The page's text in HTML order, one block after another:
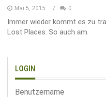
Mai 5, 2015 0
Immer wieder kommt es zu
Lost Places. So auch am.
LOGIN
Benutzername